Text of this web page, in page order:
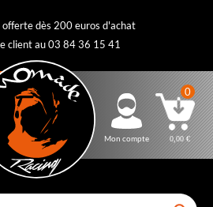
offerte dès 200 euros d'achat
client au 03 84 36 15 41
Mon compte
0
0,00€